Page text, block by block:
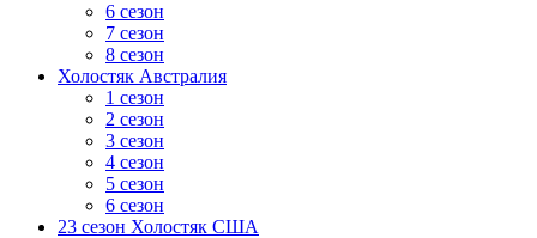
6 сезон
7 сезон
8 сезон
Холостяк Австралия
1 сезон
2 сезон
3 сезон
4 сезон
5 сезон
6 сезон
23 сезон Холостяк США